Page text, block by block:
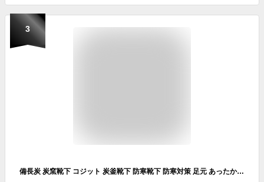
3
備長炭 炭窯靴下 コジット 炭釜靴下 防寒靴下 防寒対策 足元 あったかグッズ 足 部屋 冷え取り靴下 二重構造 靴下 レディース 暖かい オフィス 靴下 温かい靴下 高齢 者 の 足 の 冷え 対策 グッズ デスクワーク 足元あったか ソックス 父の日【足 あったかグッズ】